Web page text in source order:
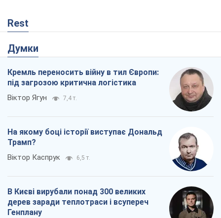
Rest
Думки
Кремль переносить війну в тил Європи:
під загрозою критична логістика
Віктор Ягун 7,4 т.
На якому боці історії виступає Дональд
Трамп?
Віктор Каспрук 6,5 т.
В Києві вирубали понад 300 великих
дерев заради теплотраси і всупереч
Генплану